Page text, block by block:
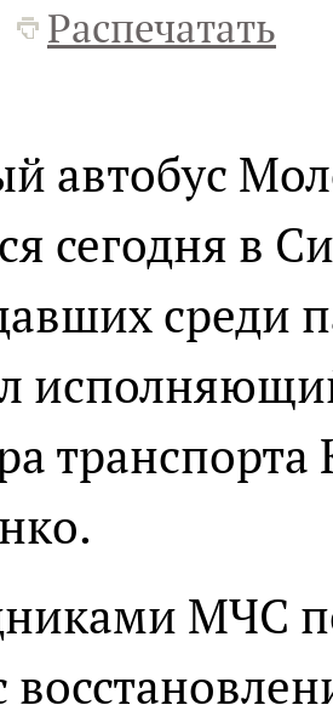
Распечатать
автобус
сегодня в
среди
МЧС